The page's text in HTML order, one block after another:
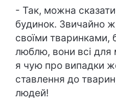
- Так, можна
будинок. Звичайно
своїми тваринками,
люблю, вони всі для
я чую про випадки
ставлення до
людей!